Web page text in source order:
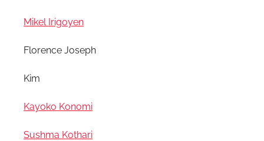
Mikel Irigoyen
Florence Joseph
Kim
Kayoko Konomi
Sushma Kothari